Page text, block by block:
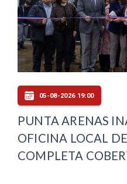
05-08-2026 19:00
PUNTA ARENAS
OFICINA LOCAL
COMPLETA